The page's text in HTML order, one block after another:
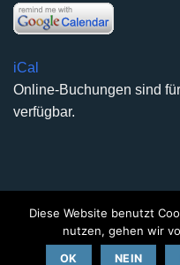
iCal
Online-Buchungen sind
verfügbar.
Copyright 2026 ©
Diese Website benutzt
nutzen, gehen wir
OK NEIN